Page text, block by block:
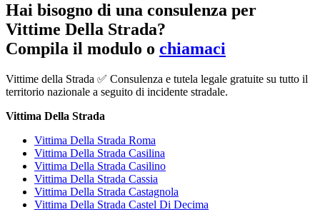
Hai bisogno di una consulenza per
Vittime Della Strada?
Compila il modulo o chiamaci
Vittime della Strada ✅ Consulenza e tutela legale gratuite su tutto il
territorio nazionale a seguito di incidente stradale.
Vittima Della Strada
Vittima Della Strada Roma
Vittima Della Strada Casilina
Vittima Della Strada Casilino
Vittima Della Strada Cassia
Vittima Della Strada Castagnola
Vittima Della Strada Castel Di Decima